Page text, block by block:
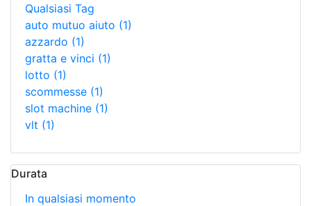
Qualsiasi Tag
auto mutuo aiuto (1)
azzardo (1)
gratta e vinci (1)
lotto (1)
scommesse (1)
slot machine (1)
vlt (1)
Durata
In qualsiasi momento